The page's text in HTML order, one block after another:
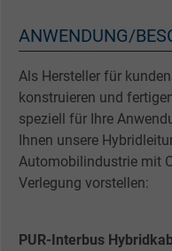
ANWENDUNG/
Als Hersteller für
konstruieren und
speziell für Ihre
Ihnen unsere
Automobilindustrie mit
Verlegung vorstellen:
PUR-Interbus